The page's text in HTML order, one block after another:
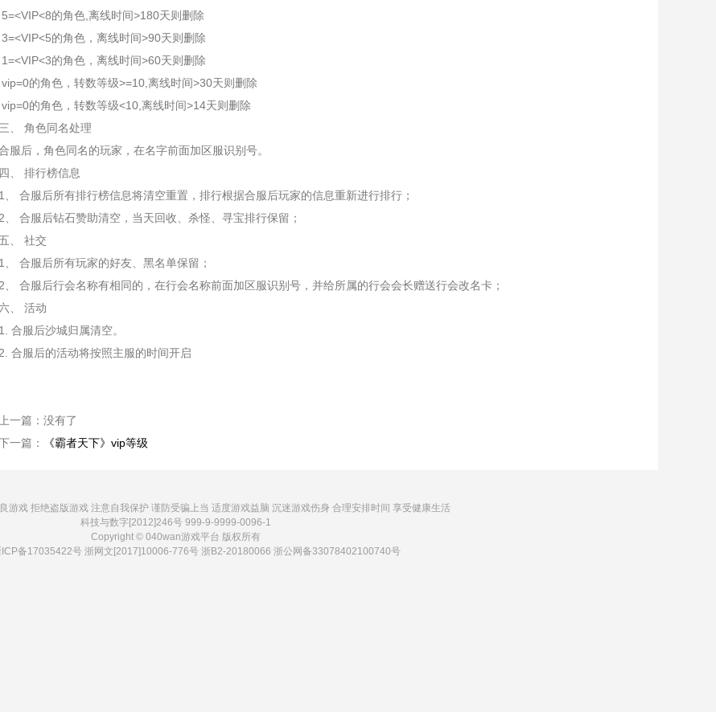
5=<VIP<8的角色,离线时间>180天则删除
3=<VIP<5的角色，离线时间>90天则删除
1=<VIP<3的角色，离线时间>60天则删除
vip=0的角色，转数等级>=10,离线时间>30天则删除
vip=0的角色，转数等级<10,离线时间>14天则删除
三、 角色同名处理
服后，角色同名的玩家，在名字前面加区服识别号。
四、 排行榜信息
1、 合服后所有排行榜信息将清空重置，排行根据合服后玩家的信息重新进行排行；
2、 合服后钻石赞助清空，当天回收、杀怪、寻宝排行保留；
五、 社交
1、 合服后所有玩家的好友、黑名单保留；
2、 合服后行会名称有相同的，在行会名称前面加区服识别号，并给所属的行会会长赠送行会改名卡；
、 活动
1. 合服后沙城归属清空。
2. 合服后的活动将按照主服的时间开启
上一篇： 没有了
一篇：
《霸者天下》vip等级
游戏 拒绝盗版游戏 注意自我保护 谨防受骗上当 适度游戏益脑 沉迷游戏伤身 合理安排时间 享受健康生活
科技与数字[2012]246号 999-9-9999-0096-1
Copyright © 040wan游戏平台 版权所有
ICP备17035422号浙网文[2017]10006-776号 浙B2-20180066 浙公网备33078402100740号